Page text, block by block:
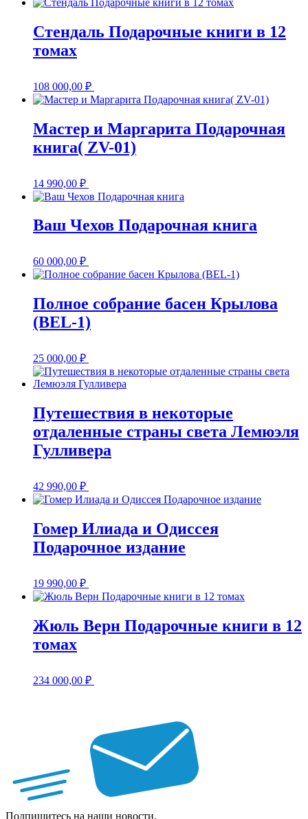
Стендаль Подарочные книги в 12
томах
108 000,00 ₽
Мастер и Маргарита Подарочная
книга( ZV-01)
14 990,00 ₽
Ваш Чехов Подарочная книга
60 000,00 ₽
Полное собрание басен Крылова
(BEL-1)
25 000,00 ₽
Путешествия в некоторые
отдаленные страны света Лемюэля
Гулливера
42 990,00 ₽
Гомер Илиада и Одиссея
Подарочное издание
19 990,00 ₽
Жюль Верн Подарочные книги в 12
томах
234 000,00 ₽
Подпишитесь на наши новости,